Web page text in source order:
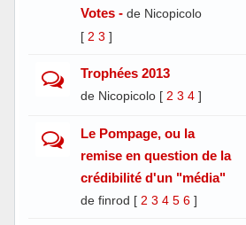
Votes - de Nicopicolo
[ 2 3 ]
Trophées 2013
de Nicopicolo [ 2 3 4]
Le Pompage, ou la
remise en question de la
crédibilité d'un "média"
de finrod [ 2 3 4 5 6]